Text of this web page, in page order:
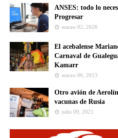
ANSES: todo lo
Progresar
marzo 02, 2026
El acebalense
Carnaval de
Kamarr
marzo 06, 2013
Otro avión de
vacunas de Rusia
julio 09, 2021